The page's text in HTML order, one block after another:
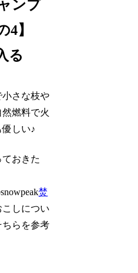
ンプ
4】
る
小さな枝や
燃料で火
しい♪
おきた
焚
こしについ
らを参考